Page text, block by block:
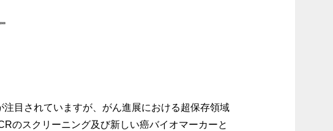
目されていますが、がん進展における超保存領域
のスクリーニング及び新しい癌バイオマーカーと